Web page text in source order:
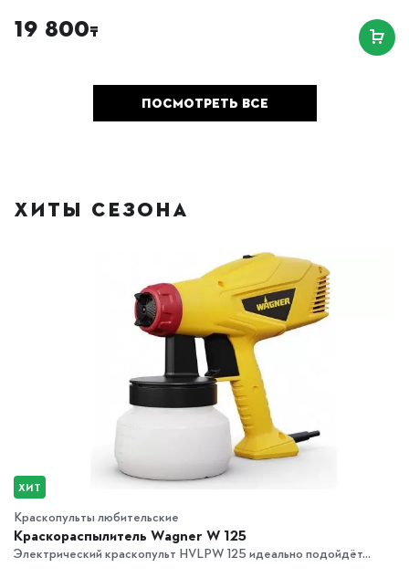
19 800₸
ПОСМОТРЕТЬ ВСЕ
ХИТЫ СЕЗОНА
ХИТ
Краскопульты любительские
Краскораспылитель Wagner W 125
Электрический краскопульт HVLPW 125 идеально подойдёт...